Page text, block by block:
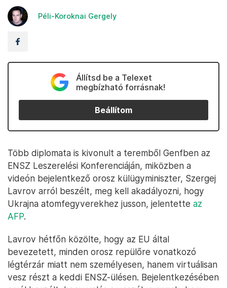
Péli-Koroknai Gergely
Állítsd be a Telexet
megbízható forrásnak!
Beállítom
Több diplomata is kivonult a teremből Genfben az
ENSZ Leszerelési Konferenciáján, miközben a
videón bejelentkező orosz külügyminiszter, Szergej
Lavrov arról beszélt, meg kell akadályozni, hogy
Ukrajna atomfegyverekhez jusson, jelentette az
AFP.
Lavrov hétfőn közölte, hogy az EU által
bevezetett, minden orosz repülőre vonatkozó
légtérzár miatt nem személyesen, hanem virtuálisan
vesz részt a keddi ENSZ-ülésen. Bejelentkezésében